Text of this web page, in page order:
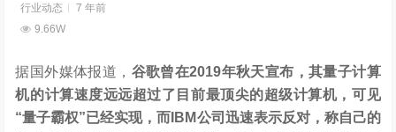
行业动态
7 年前
9.66W
据国外媒体报道， 谷歌曾在2019年秋天宣布，其量子计算
机的计算速度远远超过了目前最顶尖的超级计算机，可见
“量子霸权”已经实现，而IBM公司迅速表示反对，称自己的